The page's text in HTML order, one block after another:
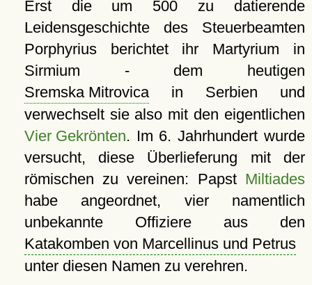
Erst die um 500 zu datierende
Leidensgeschichte des Steuerbeamten
Porphyrius berichtet ihr Martyrium in
Sirmium - dem heutigen
Sremska Mitrovicain Serbien und
verwechselt sie also mit den eigentlichen
Vier Gekrönten. Im 6. Jahrhundert wurde
versucht, diese Überlieferung mit der
römischen zu vereinen: Papst Miltiades
habe angeordnet, vier namentlich
unbekannte Offiziere aus den
Katakomben von Marcellinus und Petrus
unter diesen Namen zu verehren.